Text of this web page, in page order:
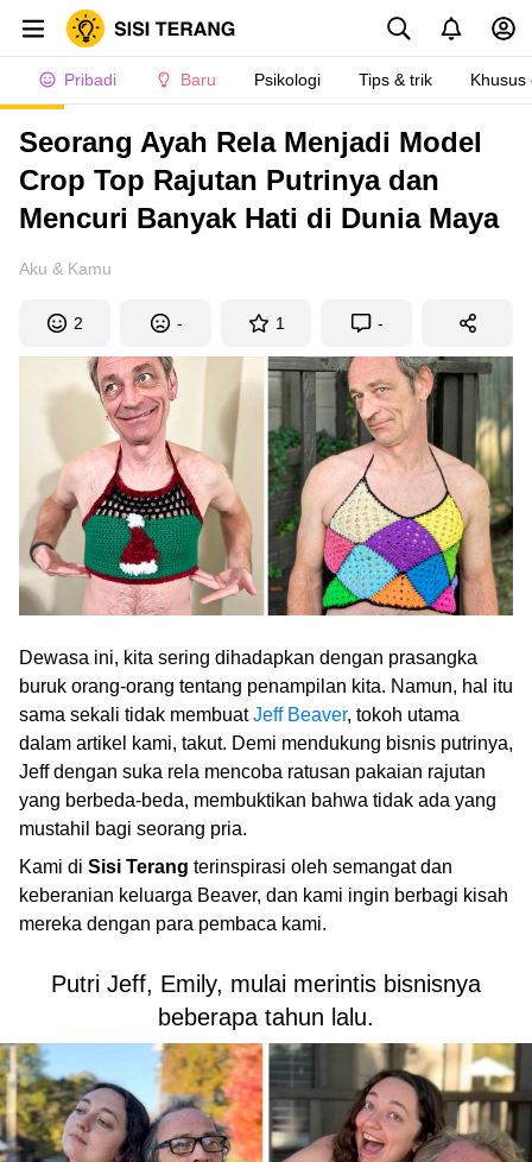
Pribadi Baru Psikologi Tips & trik Khusus
Seorang Ayah Rela Menjadi Model
Crop Top Rajutan Putrinya dan
Mencuri Banyak Hati di Dunia Maya
Aku & Kamu
2 - 1 -
Dewasa ini, kita sering dihadapkan dengan prasangka
buruk orang-orang tentang penampilan kita. Namun, hal itu
sama sekali tidak membuatJeff Beaver, tokoh utama
dalam artikel kami, takut. Demi mendukung bisnis putrinya,
Jeff dengan suka rela mencoba ratusan pakaian rajutan
yang berbeda-beda, membuktikan bahwa tidak ada yang
mustahil bagi seorang pria.
Kami di Sisi Terang terinspirasi oleh semangat dan
keberanian keluarga Beaver, dan kami ingin berbagi kisah
mereka dengan para pembaca kami.
Putri Jeff, Emily, mulai merintis bisnisnya
beberapa tahun lalu.